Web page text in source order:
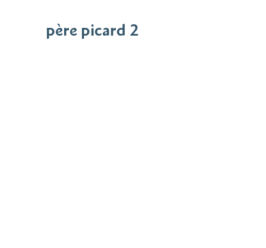
père picard 2